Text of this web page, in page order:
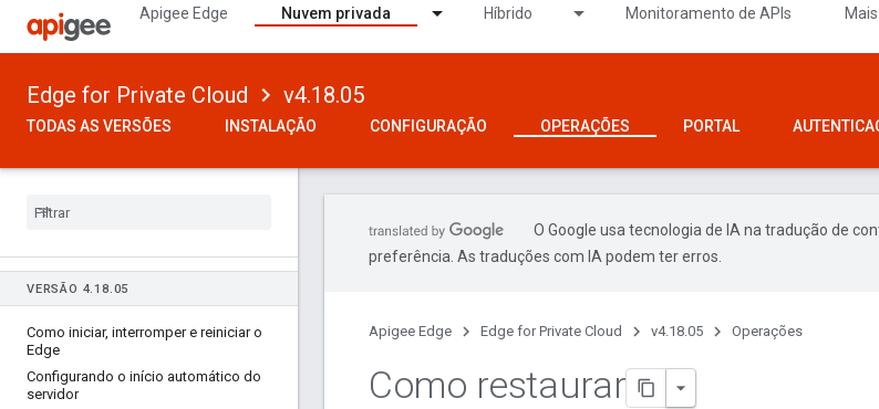
Apigee Edge Nuvem privada Híbrido Monitoramento de APIs Mais
Edge for Private Cloud v4.18.05
TODAS AS VERSÕES INSTALAÇÃO CONFIGURAÇÃO OPERAÇÕES PORTAL
VERSÃO 4.18.05
Como iniciar, interromper e reiniciar o
Edge
Configurando o início automático do
servidor
O Google usa tecnologia de IA na tradução de
preferência. As traduções com IA podem ter erros.
Apigee Edge Edge for Private Cloud v4.18.05 Operações
Como restaurar